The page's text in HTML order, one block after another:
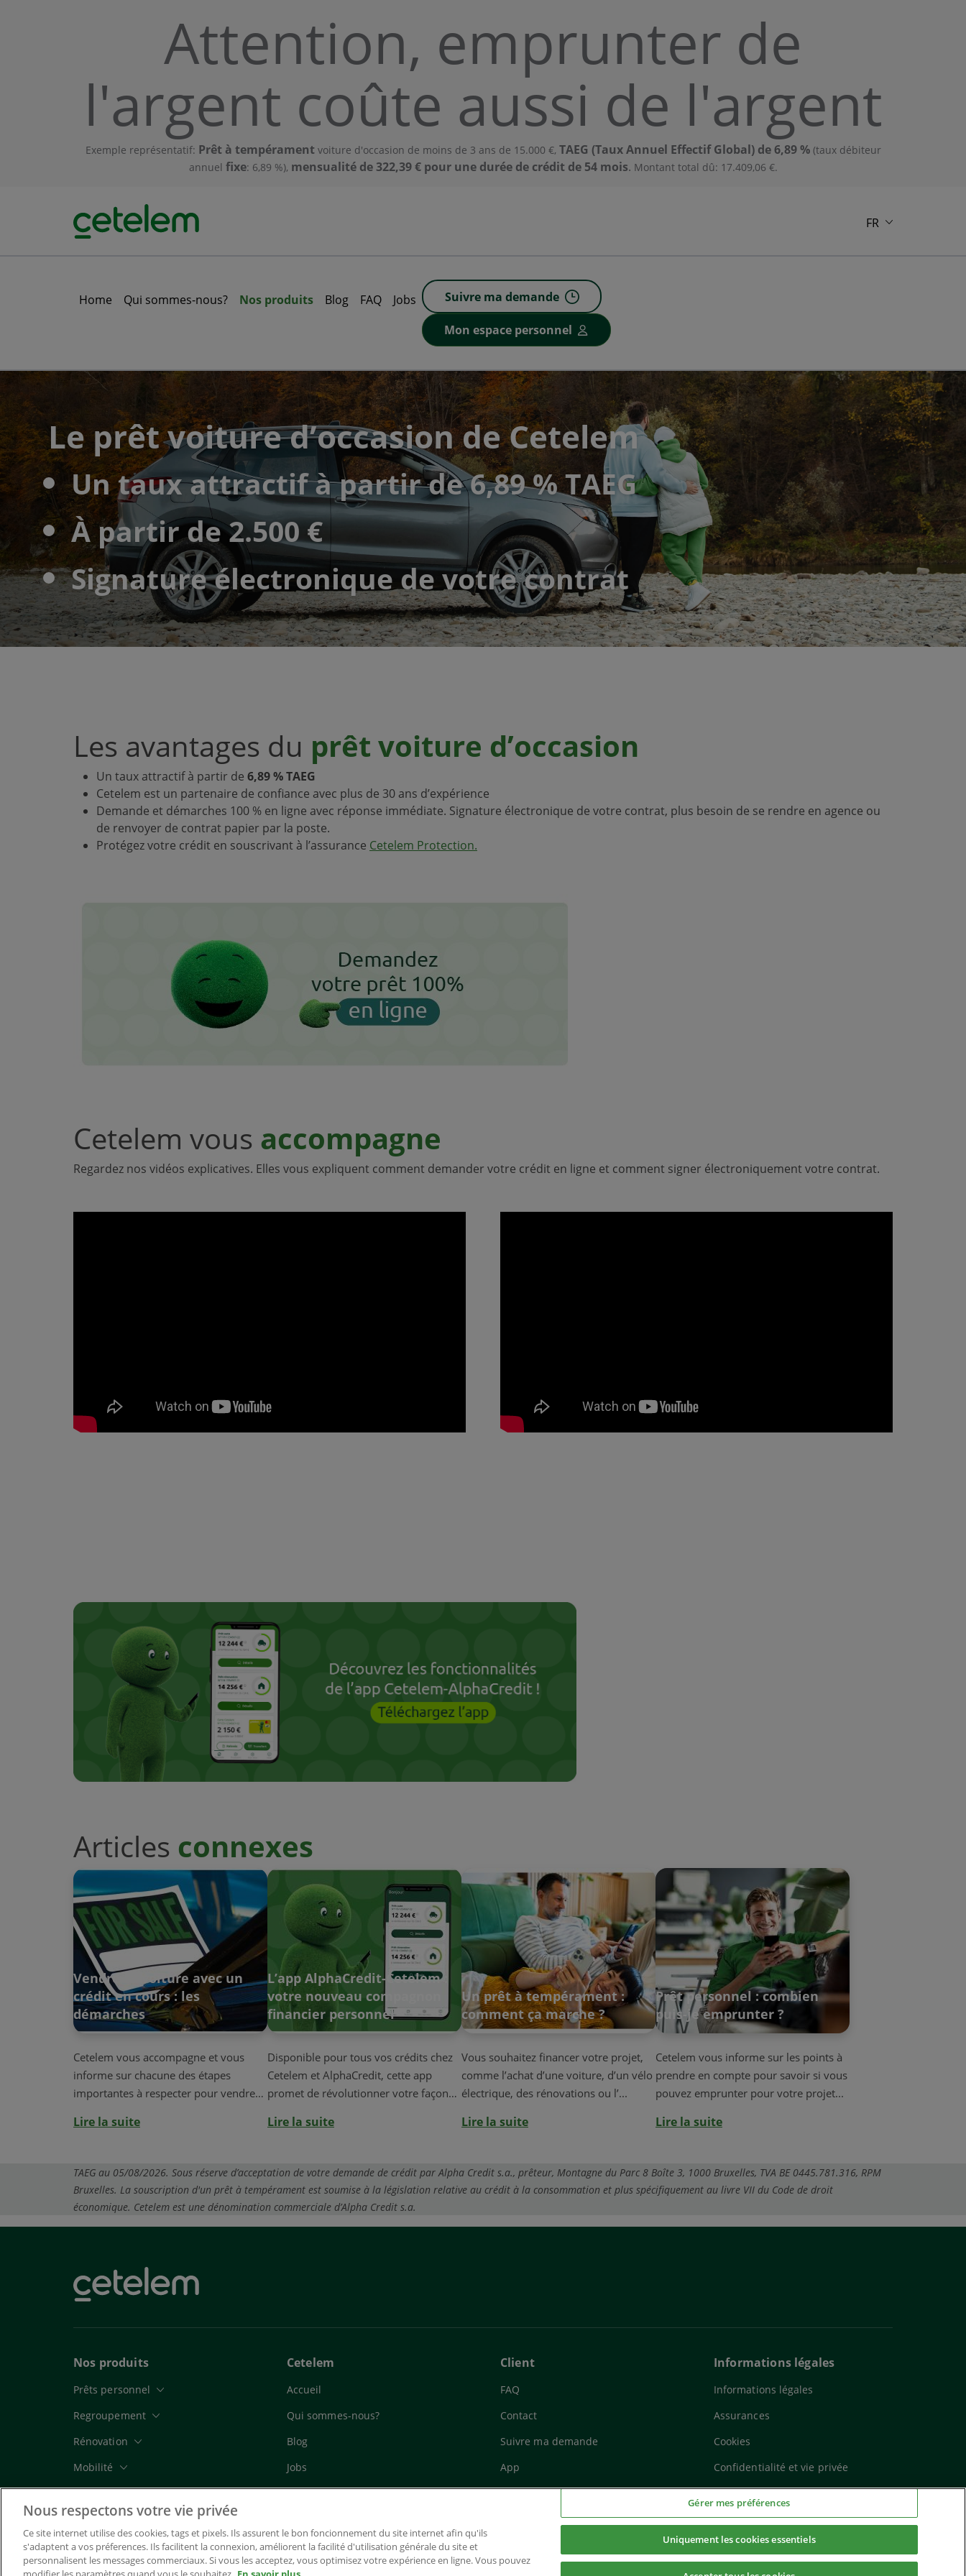
Attention, emprunter de
l'argent coûte aussi de l'argent
Exemple représentatif: Prêt à tempéramentvoiture d'occasion de moins de 3 ans de 15.000 €, TAEG (Taux Annuel Effectif Global) de 6,89 %(taux débiteur
annuel fixe: 6,89 %), mensualité de 322,39 € pour une durée de crédit de 54 mois. Montant total dû: 17.409,06 €.
FR
Home Qui sommes-nous? Nos produits Blog FAQ Jobs Suivre ma demande
Mon espace personnel
Le prêt voiture d’occasion de Cetelem
Un taux attractif à partir de 6,89 % TAEG
À partir de 2.500 €
Signature électronique de votre contrat
Les avantages du prêt voiture d’occasion
Un taux attractif à partir de 6,89 % TAEG
Cetelem est un partenaire de confiance avec plus de 30 ans d’expérience
Demande et démarches 100 % en ligne avec réponse immédiate. Signature électronique de votre contrat, plus besoin de se rendre en agence ou
de renvoyer de contrat papier par la poste.
Protégez votre crédit en souscrivant à l’assurance Cetelem Protection.
Cetelem vous accompagne
Regardez nos vidéos explicatives. Elles vous expliquent comment demander votre crédit en ligne et comment signer électroniquement votre contrat.
Articles connexes
Vendre sa voiture avec un
crédit en cours : les
démarches
Cetelem vous accompagne et vous
informe sur chacune des étapes
importantes à respecter pour vendre
Lire la suite
L’app AlphaCredit-Cetelem :
votre nouveau compagnon
financier personnel
Disponible pour tous vos crédits chez
Cetelem et AlphaCredit, cette app
promet de révolutionner votre façon
Lire la suite
Un prêt à tempérament :
comment ça marche ?
Vous souhaitez financer votre projet,
comme l’achat d’une voiture, d’un vélo
électrique, des rénovations ou l’...
Lire la suite
Prêt personnel : combien
puis-je emprunter ?
Cetelem vous informe sur les points à
prendre en compte pour savoir si vous
pouvez emprunter pour votre projet...
Lire la suite
TAEG au 05/08/2026. Sous réserve d’acceptation de votre demande de crédit par Alpha Credit s.a., prêteur, Montagne du Parc 8 Boîte 3, 1000 Bruxelles, TVA BE 0445.781.316, RPM
Bruxelles. La souscription d'un prêt à tempérament est soumise à la législation relative au crédit à la consommation et plus spécifiquement au livre VII du Code de droit
économique. Cetelem est une dénomination commerciale d’Alpha Credit s.a.
Nos produits
Prêts personnel
Regroupement
Rénovation
Mobilité
Carte de paiement
Assurances
Cetelem
Accueil
Qui sommes-nous?
Blog
Jobs
Client
FAQ
Contact
Suivre ma demande
App
Informations légales
Informations légales
Assurances
Cookies
Confidentialité et vie privée
Mes données personnelles
Phishing
Décision automatique
Nous respectons votre vie privée
Ce site internet utilise des cookies, tags et pixels. Ils assurent le bon foncionnement du site internet afin qu'ils
s'adaptent a vos préferences. Ils facilitent la connexion, améliorent la facilité d'utilisation générale du site et
personnalisent les messages commerciaux. Si vous les acceptez, vous optimisez votre expérience en ligne. Vous pouvez
Gérer mes préférences
Uniquement les cookies essentiels